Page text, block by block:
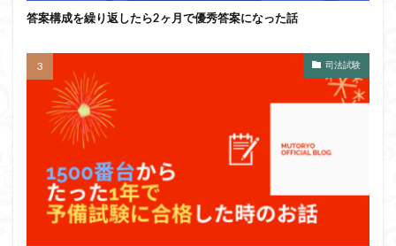
答案構成を繰り返したら2ヶ月で優秀答案になった話
司法試験